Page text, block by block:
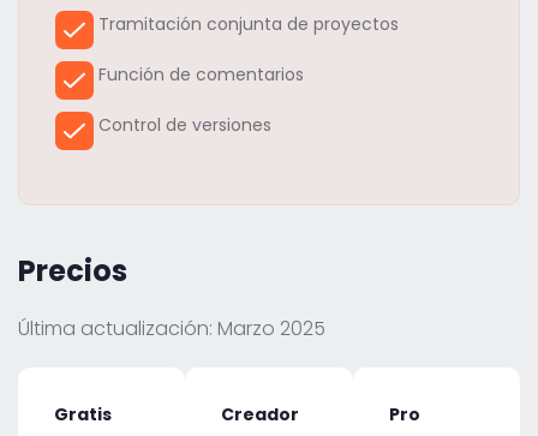
Tramitación conjunta de proyectos
Función de comentarios
Control de versiones
Precios
Última actualización: Marzo 2025
Gratis Creador Pro